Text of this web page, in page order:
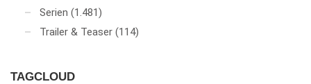
Serien (1.481)
Trailer & Teaser (114)
TAGCLOUD